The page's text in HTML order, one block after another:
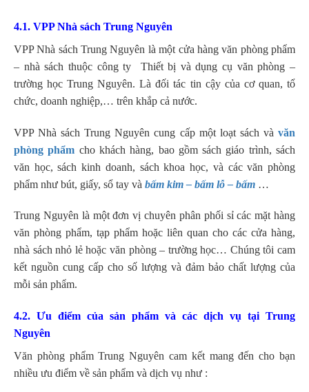
4.1. VPP Nhà sách Trung Nguyên
VPP Nhà sách Trung Nguyên là một cửa hàng văn phòng phẩm
– nhà sách thuộc công ty Thiết bị và dụng cụ văn phòng –
trường học Trung Nguyên. Là đối tác tin cậy của cơ quan, tổ
chức, doanh nghiệp,… trên khắp cả nước.
VPP Nhà sách Trung Nguyên cung cấp một loạt sách và văn
phòng phẩm cho khách hàng, bao gồm sách giáo trình, sách
văn học, sách kinh doanh, sách khoa học, và các văn phòng
phẩm như bút, giấy, sổ tay và bấm kim – bấm lỗ – bấm …
Trung Nguyên là một đơn vị chuyên phân phối sỉ các mặt hàng
văn phòng phẩm, tạp phẩm hoặc liên quan cho các cửa hàng,
nhà sách nhỏ lẻ hoặc văn phòng – trường học… Chúng tôi cam
kết nguồn cung cấp cho số lượng và đảm bảo chất lượng của
mỗi sản phẩm.
4.2. Ưu điểm của sản phẩm và các dịch vụ tại Trung
Nguyên
Văn phòng phẩm Trung Nguyên cam kết mang đến cho bạn
nhiều ưu điểm về sản phẩm và dịch vụ như :